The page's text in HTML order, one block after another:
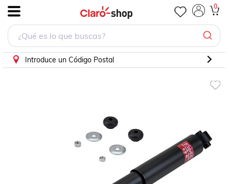
0
Introduce un Código Postal
Amortiguador Lebaron Volare Dart Magnum Super Bee